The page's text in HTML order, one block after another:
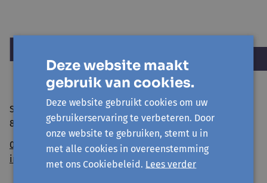
Sint Niklaasstraat 8
8400 Oostende
059/50 39 52
info@avansa-ow.be
Deze website maakt
gebruik van cookies.
Deze website gebruikt cookies om uw
gebruikerservaring te verbeteren. Door
onze website te gebruiken, stemt u in
met alle cookies in overeenstemming
met ons Cookiebeleid. Lees verder